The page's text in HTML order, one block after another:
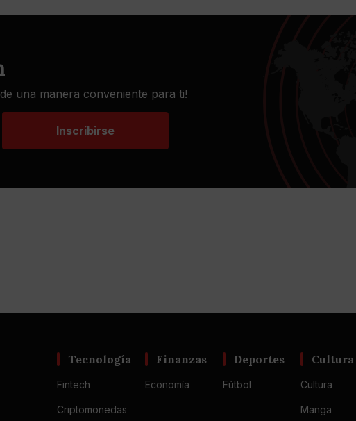
una manera conveniente para ti!
Inscribirse
Tecnología
Fintech
Criptomonedas
Finanzas
Economía
Deportes
Fútbol
Cultura
Cultura
Manga